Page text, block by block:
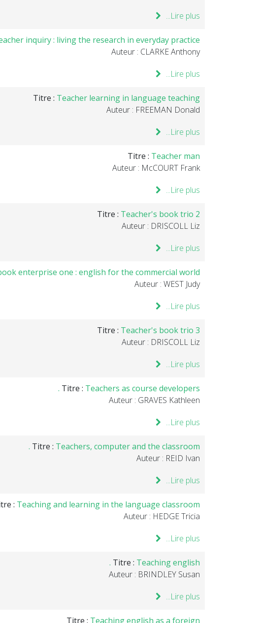
Lire plus...
inquiry : living the research in everyday practice .
Auteur : CLARKE Anthony
Lire plus...
Titre : Teacher learning in language teaching
Auteur : FREEMAN Donald
Lire plus...
Titre : Teacher man
Auteur : McCOURT Frank
Lire plus...
Titre : Teacher's book trio 2
Auteur : DRISCOLL Liz
Lire plus...
enterprise one : english for the commercial world
Auteur : WEST Judy
Lire plus...
Titre : Teacher's book trio 3
Auteur : DRISCOLL Liz
Lire plus...
Titre : Teachers as course developers .
Auteur : GRAVES Kathleen
Lire plus...
Titre : Teachers, computer and the classroom .
Auteur : REID Ivan
Lire plus...
: Teaching and learning in the language classroom
Auteur : HEDGE Tricia
Lire plus...
Titre : Teaching english .
Auteur : BRINDLEY Susan
Lire plus...
Titre : Teaching english as a foreign